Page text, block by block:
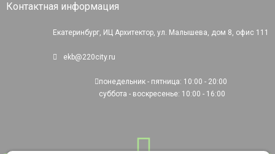
Контактная информация
Екатеринбург, ИЦ Архитектор, ул. Малышева, дом 8, офис 111
ekb@220city.ru
понедельник - пятница: 10:00 - 20:00
суббота - воскресенье: 10:00 - 16:00